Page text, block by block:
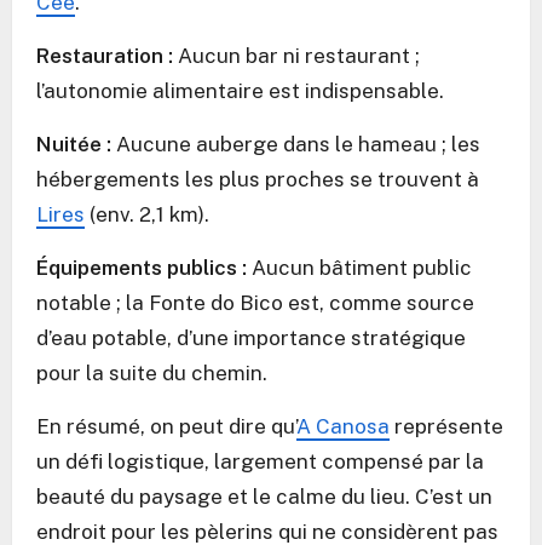
Restauration : Aucun bar ni restaurant ;
l’autonomie alimentaire est indispensable.
Nuitée : Aucune auberge dans le hameau ; les
hébergements les plus proches se trouvent à
Lires (env. 2,1 km).
Équipements publics : Aucun bâtiment public
notable ; la Fonte do Bico est, comme source
d’eau potable, d’une importance stratégique
pour la suite du chemin.
En résumé, on peut dire qu’A Canosa représente
un défi logistique, largement compensé par la
beauté du paysage et le calme du lieu. C’est un
endroit pour les pèlerins qui ne considèrent pas